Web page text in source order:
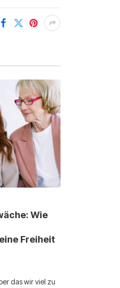
Wie
Freiheit
das wir viel zu